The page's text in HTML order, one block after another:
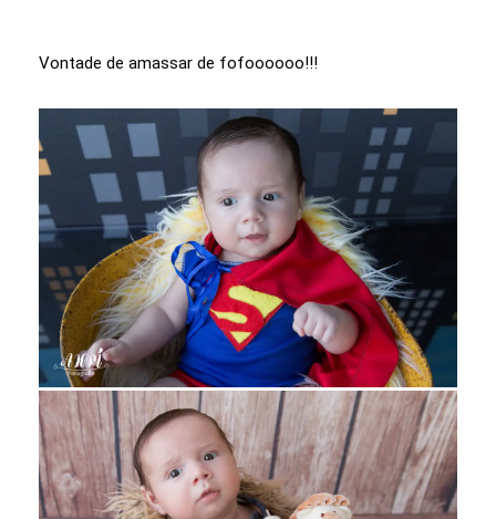
Vontade de amassar de fofoooooo!!!